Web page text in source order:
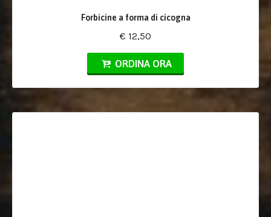
Forbicine a forma di cicogna
€ 12,50
ORDINA ORA